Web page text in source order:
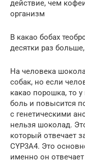
действие, чем
организм
В какао бобах
десятки раз
На человека
собак, но если
какао порошка, то
боль и повысится
с генетическими
нельзя шоколад.
который отвечает
CYP3A4. Это
именно он